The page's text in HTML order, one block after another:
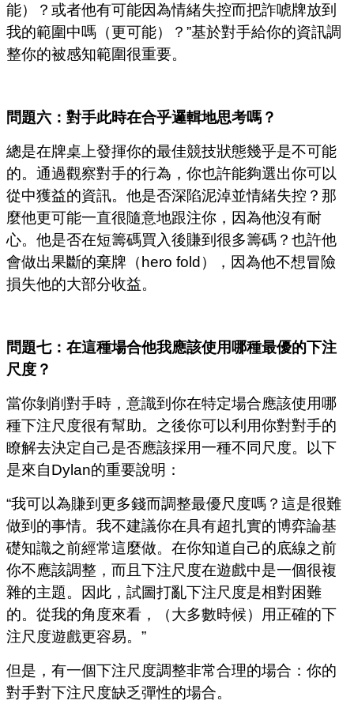
能）？或者他有可能因為情緒失控而把詐唬牌放到
我的範圍中嗎（更可能）？”基於對手給你的資訊調
整你的被感知範圍很重要。
問題六：對手此時在合乎邏輯地思考嗎？
總是在牌桌上發揮你的最佳競技狀態幾乎是不可能
的。通過觀察對手的行為，你也許能夠選出你可以
從中獲益的資訊。他是否深陷泥淖並情緒失控？那
麼他更可能一直很隨意地跟注你，因為他沒有耐
心。他是否在短籌碼買入後賺到很多籌碼？也許他
會做出果斷的棄牌（hero fold），因為他不想冒險
損失他的大部分收益。
問題七：在這種場合他我應該使用哪種最優的下注
尺度？
當你剝削對手時，意識到你在特定場合應該使用哪
種下注尺度很有幫助。之後你可以利用你對對手的
瞭解去決定自己是否應該採用一種不同尺度。以下
是來自Dylan的重要說明：
“我可以為賺到更多錢而調整最優尺度嗎？這是很難
做到的事情。我不建議你在具有超扎實的博弈論基
礎知識之前經常這麼做。在你知道自己的底線之前
你不應該調整，而且下注尺度在遊戲中是一個很複
雜的主題。因此，試圖打亂下注尺度是相對困難
的。從我的角度來看，（大多數時候）用正確的下
注尺度遊戲更容易。”
但是，有一個下注尺度調整非常合理的場合：你的
對手對下注尺度缺乏彈性的場合。